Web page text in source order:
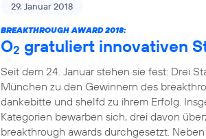
29. Januar 2018
BREAKTHROUGH AWARD 2018:
O2 gratuliert innovativen
Seit dem 24. Januar stehen sie fest: Drei
München zu den Gewinnern des
dankebitte und shelfd zu ihrem Erfolg.
Kategorien bewarben sich, drei davon
breakthrough awards durchgesetzt.